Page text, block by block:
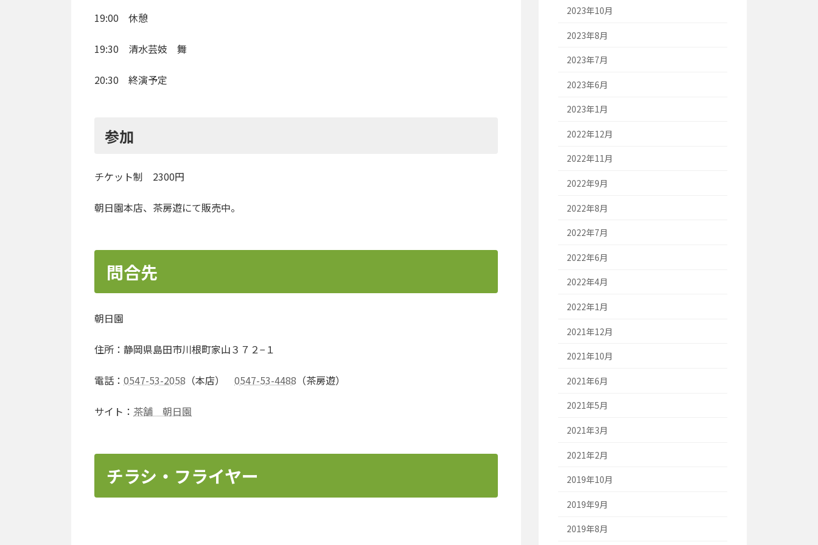
19:00 休憩
19:30 清水芸妓 舞
20:30 終演予定
参加
チケット制 2300円
朝日園本店、茶房遊にて販売中。
問合先
朝日園
住所：静岡県島田市川根町家山３７２−１
電話：0547-53-2058 （本店）0547-53-4488 （茶房遊）
サイト： 茶舗 朝日園
チラシ・フライヤー
2023年10月
2023年8月
2023年7月
2023年6月
2023年1月
2022年12月
2022年11月
2022年9月
2022年8月
2022年7月
2022年6月
2022年4月
2022年1月
2021年12月
2021年10月
2021年6月
2021年5月
2021年3月
2021年2月
2019年10月
2019年9月
2019年8月